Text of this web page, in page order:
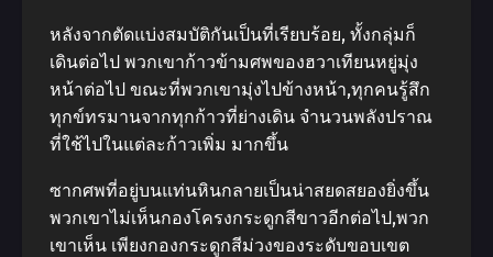
หลังจากตัดแบ่งสมบัติกันเป็นที่เรียบร้อย, ทั้งกลุ่มก็
เดินต่อไป พวกเขาก้าวข้ามศพของฮวาเทียนหยู่มุ่ง
หน้าต่อไป ขณะที่พวกเขามุ่งไปข้างหน้า,ทุกคนรู้สึก
ทุกข์ทรมานจากทุกก้าวที่ย่างเดิน จํานวนพลังปราณ
ที่ใช้ไปในแต่ละก้าวเพิ่ม มากขึ้น
ซากศพที่อยู่บนแท่นหินกลายเป็นน่าสยดสยองยิ่งขึ้น
พวกเขาไม่เห็นกองโครงกระดูกสีขาวอีกต่อไป,พวก
เขาเห็น เพียงกองกระดูกสีม่วงของระดับขอบเขต